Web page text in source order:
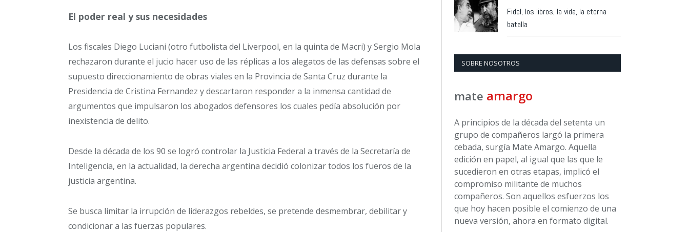
El poder real y sus necesidades
Los fiscales Diego Luciani (otro futbolista del Liverpool, en la quinta de Macri) y Sergio Mola
rechazaron durante el jucio hacer uso de las réplicas a los alegatos de las defensas sobre el
supuesto direccionamiento de obras viales en la Provincia de Santa Cruz durante la
Presidencia de Cristina Fernandez y descartaron responder a la inmensa cantidad de
argumentos que impulsaron los abogados defensores los cuales pedía absolución por
inexistencia de delito.
Desde la década de los 90 se logró controlar la Justicia Federal a través de la Secretaría de
Inteligencia, en la actualidad, la derecha argentina decidió colonizar todos los fueros de la
justicia argentina.
Se busca limitar la irrupción de liderazgos rebeldes, se pretende desmembrar, debilitar y
condicionar a las fuerzas populares.
Fidel, los libros, la vida, la eterna
batalla
SOBRE NOSOTROS
mate amargo
A principios de la década del setenta un
grupo de compañeros largó la primera
cebada, surgía Mate Amargo. Aquella
edición en papel, al igual que las que le
sucedieron en otras etapas, implicó el
compromiso militante de muchos
compañeros. Son aquellos esfuerzos los
que hoy hacen posible el comienzo de una
nueva versión, ahora en formato digital.